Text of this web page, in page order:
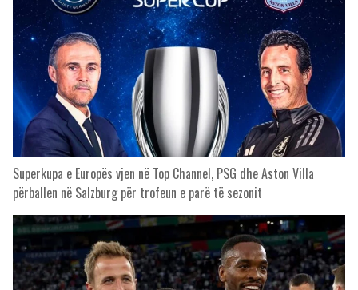
Superkupa e Europës vjen në Top Channel, PSG dhe Aston Villa
përballen në Salzburg për trofeun e parë të sezonit